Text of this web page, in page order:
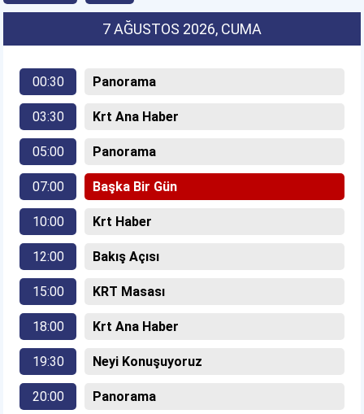
7 AĞUSTOS 2026, CUMA
00:30 Panorama
03:30 Krt Ana Haber
05:00 Panorama
07:00 Başka Bir Gün
10:00 Krt Haber
12:00 Bakış Açısı
15:00 KRT Masası
18:00 Krt Ana Haber
19:30 Neyi Konuşuyoruz
20:00 Panorama